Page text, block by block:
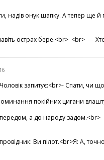
надів онук шапку. А тепер ще й
острах бере.<br> <br> —
запитує:<br>- Спати, чи
покійних цигани
а до народу задом.<br>
Ви пілот.<br>Я: А,